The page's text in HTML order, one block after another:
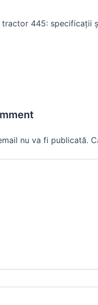
nu va fi publicată.